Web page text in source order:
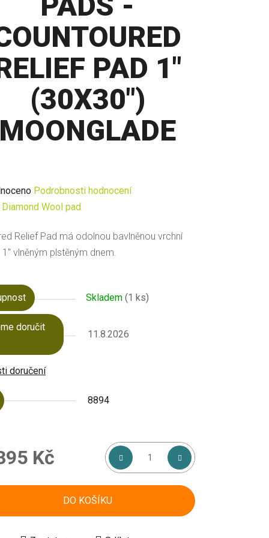
PAD 1"
(30X30")
MOONGLADE
Podrobnosti hodnocení
Diamond Wool pad
Relief Pad má odolnou bavlněnou vrchní
vlněným plstěným dnem.
Skladem (1 ks)
doručit
11.8.2026
doručení
8894
Kč
DO KOŠÍKU